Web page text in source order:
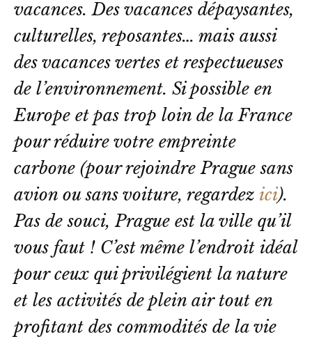
vacances. Des vacances dépaysantes,
culturelles, reposantes… mais aussi
des vacances vertes et respectueuses
de l’environnement. Si possible en
Europe et pas trop loin de la France
pour réduire votre empreinte
carbone (pour rejoindre Prague sans
avion ou sans voiture, regardez ici).
Pas de souci, Prague est la ville qu’il
vous faut ! C’est même l’endroit idéal
pour ceux qui privilégient la nature
et les activités de plein air tout en
profitant des commodités de la vie